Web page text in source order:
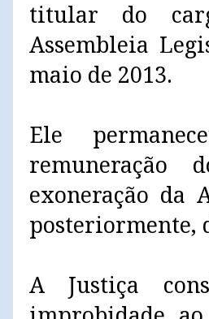
titular do
Assembleia
maio de 2013.
Ele
exoneração da
posteriormente,
A Justiça